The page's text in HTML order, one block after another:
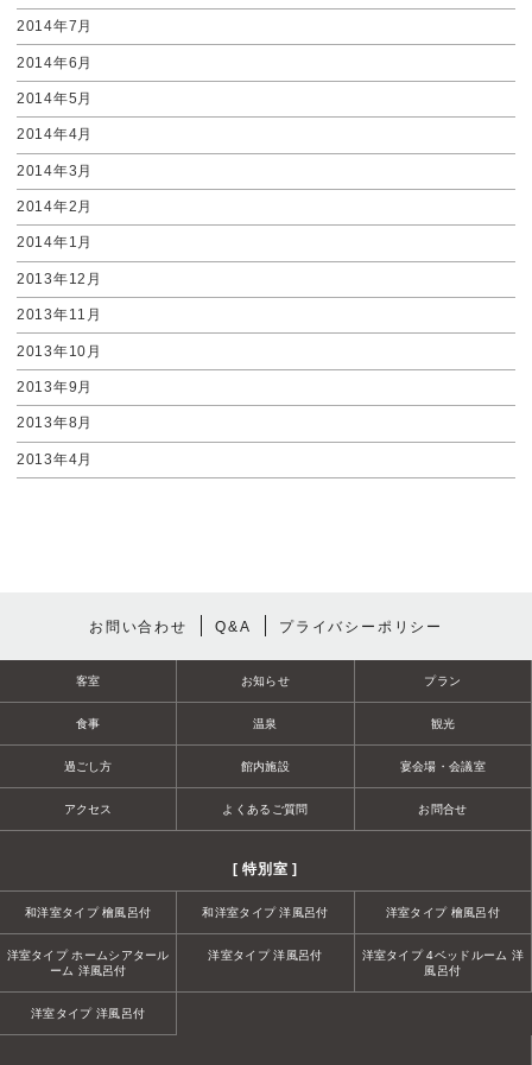
2014年7月
2014年6月
2014年5月
2014年4月
2014年3月
2014年2月
2014年1月
2013年12月
2013年11月
2013年10月
2013年9月
2013年8月
2013年4月
お問い合わせ Q&A プライバシーポリシー
客室 お知らせ プラン
食事 温泉 観光
過ごし方 館内施設 宴会場・会議室
アクセス よくあるご質問 お問合せ
[ 特別室 ]
和洋室タイプ 檜風呂付 和洋室タイプ 洋風呂付 洋室タイプ 檜風呂付
洋室タイプ ホームシアタール
ーム 洋風呂付
洋室タイプ 洋風呂付
洋室タイプ 4ベッドルーム 洋
風呂付
洋室タイプ 洋風呂付